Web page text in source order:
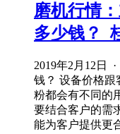
磨机行情
多少钱？_
2019年2月12日
钱？ 设备价格跟
粉都会有不同的
要结合客户的需
能为客户提供更